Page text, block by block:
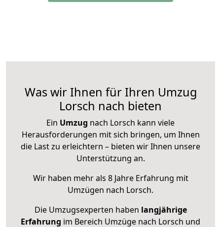
Was wir Ihnen für Ihren Umzug
Lorsch nach bieten
Ein Umzug nach Lorsch kann viele
Herausforderungen mit sich bringen, um Ihnen
die Last zu erleichtern – bieten wir Ihnen unsere
Unterstützung an.
Wir haben mehr als 8 Jahre Erfahrung mit
Umzügen nach Lorsch.
Die Umzugsexperten haben langjährige
Erfahrung im Bereich Umzüge nach Lorsch und